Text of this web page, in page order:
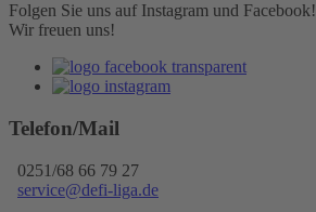
Folgen Sie uns auf Instagram und Facebook!
Wir freuen uns!
Telefon/Mail
0251/68 66 79 27
service@defi-liga.de